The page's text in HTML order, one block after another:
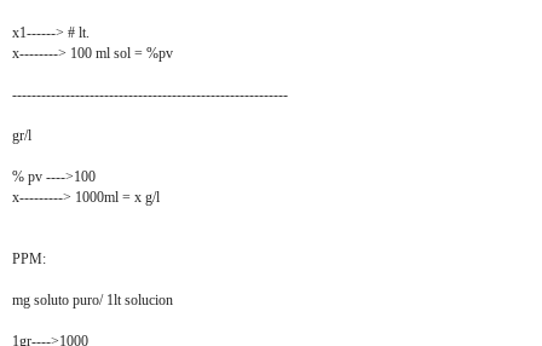
x1------> # lt.
x--------> 100 ml sol = %pv
---------------------------------------------------------
gr/l
% pv ---->100
x---------> 1000ml = x g/l
PPM:
mg soluto puro/ 1lt solucion
1gr---->1000